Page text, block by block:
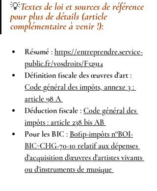
💡Textes de loi et sources de référence
pour plus de détails (article
complémentaire à venir !):
Résumé : https://entreprendre.service-
public.fr/vosdroits/F32914
Définition fiscale des œuvres d'art :
Code général des impôts, annexe 3 :
article 98 A
Déduction fiscale : Code général des
impôts : article 238 bis AB
Pour les BIC : Bofip-impôts n°BOI-
BIC-CHG-70-10 relatif aux dépenses
d'acquisition d'œuvres d'artistes vivants
ou d'instruments de musique